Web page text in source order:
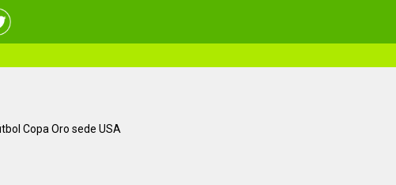
Copa Oro sede USA